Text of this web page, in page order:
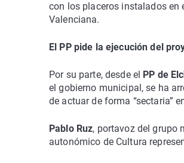
con los placeros instalados en
Valenciana.
El PP pide la ejecución del
Por su parte, desde el PP de
el gobierno municipal, se ha
de actuar de forma “sectaria”
Pablo Ruz, portavoz del grupo
autonómico de Cultura